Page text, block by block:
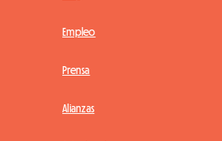
Empleo
Prensa
Alianzas